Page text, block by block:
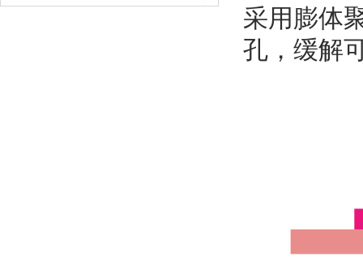
采用膨体
孔，缓解